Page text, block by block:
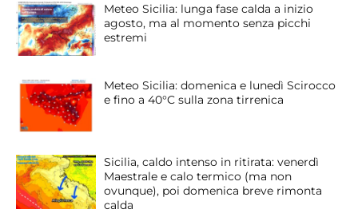
Meteo Sicilia: lunga fase calda a inizio
agosto, ma al momento senza picchi
estremi
Meteo Sicilia: domenica e lunedì Scirocco
e fino a 40°C sulla zona tirrenica
Sicilia, caldo intenso in ritirata: venerdì
Maestrale e calo termico (ma non
ovunque), poi domenica breve rimonta
calda